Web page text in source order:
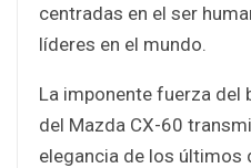
centradas en el ser
líderes en el mundo.
La imponente fuerza del
del Mazda CX-60
elegancia de los últimos